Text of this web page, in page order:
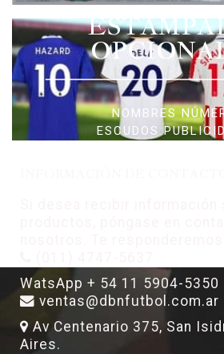
NOMBRES
ESCUDOS
WatsApp + 54 11 5904-5350
ventas@dbnfutbol.com.ar
Av Centenario 375, San
Aires.